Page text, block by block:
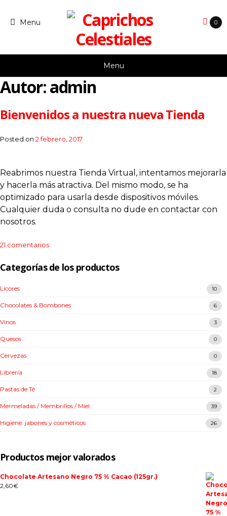
Menu 0
Menu
Autor:admin
Bienvenidos a nuestra nueva Tienda
Posted on 2 febrero, 2017
Reabrimos nuestra Tienda Virtual, intentamos mejorarla
y hacerla más atractiva. Del mismo modo, se ha
optimizado para usarla desde dispositivos móviles.
Cualquier duda o consulta no dude en contactar con
nosotros.
21 comentariosen
a
Categorías de los productos
Licores 10
Chocolates & Bombones 6
Vinos 3
Quesos 0
Cervezas 0
Librería 18
Pastas de Té 2
Mermeladas / Membrillos / Miel 39
Higiene: jabones y cosméticos 26
Productos mejor valorados
Chocolate Artesano Negro 75 % Cacao (125gr.)
2,60€